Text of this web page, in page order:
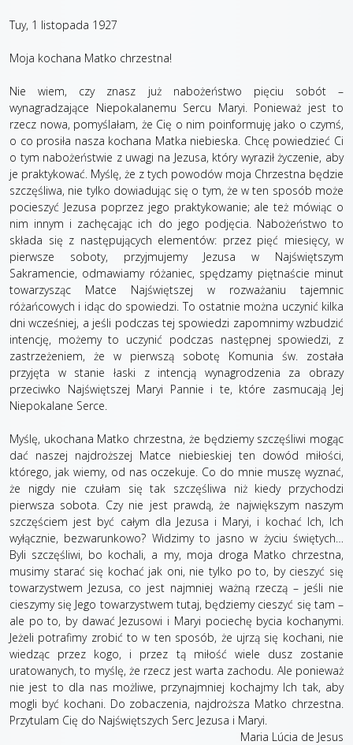
Tuy, 1 listopada 1927
Moja kochana Matko chrzestna!
Nie wiem, czy znasz już nabożeństwo pięciu sobót –
wynagradzające Niepokalanemu Sercu Maryi. Ponieważ jest to
rzecz nowa, pomyślałam, że Cię o nim poinformuję jako o czymś,
o co prosiła nasza kochana Matka niebieska. Chcę powiedzieć Ci
o tym nabożeństwie z uwagi na Jezusa, który wyraził życzenie, aby
je praktykować. Myślę, że z tych powodów moja Chrzestna będzie
szczęśliwa, nie tylko dowiadując się o tym, że w ten sposób może
pocieszyć Jezusa poprzez jego praktykowanie; ale też mówiąc o
nim innym i zachęcając ich do jego podjęcia. Nabożeństwo to
składa się z następujących elementów: przez pięć miesięcy, w
pierwsze soboty, przyjmujemy Jezusa w Najświętszym
Sakramencie, odmawiamy różaniec, spędzamy piętnaście minut
towarzysząc Matce Najświętszej w rozważaniu tajemnic
różańcowych i idąc do spowiedzi. To ostatnie można uczynić kilka
dni wcześniej, a jeśli podczas tej spowiedzi zapomnimy wzbudzić
intencję, możemy to uczynić podczas następnej spowiedzi, z
zastrzeżeniem, że w pierwszą sobotę Komunia św. została
przyjęta w stanie łaski z intencją wynagrodzenia za obrazy
przeciwko Najświętszej Maryi Pannie i te, które zasmucają Jej
Niepokalane Serce.
Myślę, ukochana Matko chrzestna, że będziemy szczęśliwi mogąc
dać naszej najdroższej Matce niebieskiej ten dowód miłości,
którego, jak wiemy, od nas oczekuje. Co do mnie muszę wyznać,
że nigdy nie czułam się tak szczęśliwa niż kiedy przychodzi
pierwsza sobota. Czy nie jest prawdą, że największym naszym
szczęściem jest być całym dla Jezusa i Maryi, i kochać Ich, Ich
wyłącznie, bezwarunkowo? Widzimy to jasno w życiu świętych…
Byli szczęśliwi, bo kochali, a my, moja droga Matko chrzestna,
musimy starać się kochać jak oni, nie tylko po to, by cieszyć się
towarzystwem Jezusa, co jest najmniej ważną rzeczą – jeśli nie
cieszymy się Jego towarzystwem tutaj, będziemy cieszyć się tam –
ale po to, by dawać Jezusowi i Maryi pociechę bycia kochanymi.
Jeżeli potrafimy zrobić to w ten sposób, że ujrzą się kochani, nie
wiedząc przez kogo, i przez tą miłość wiele dusz zostanie
uratowanych, to myślę, że rzecz jest warta zachodu. Ale ponieważ
nie jest to dla nas możliwe, przynajmniej kochajmy Ich tak, aby
mogli być kochani. Do zobaczenia, najdroższa Matko chrzestna.
Przytulam Cię do Najświętszych Serc Jezusa i Maryi.
Maria Lúcia de Jesus